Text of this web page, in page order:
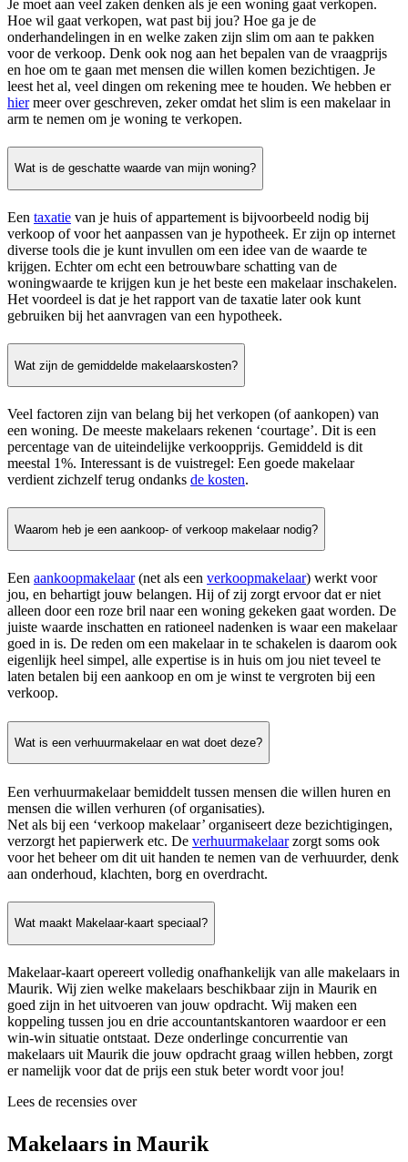
Je moet aan veel zaken denken als je een woning gaat verkopen.
Hoe wil gaat verkopen, wat past bij jou? Hoe ga je de
onderhandelingen in en welke zaken zijn slim om aan te pakken
voor de verkoop. Denk ook nog aan het bepalen van de vraagprijs
en hoe om te gaan met mensen die willen komen bezichtigen. Je
leest het al, veel dingen om rekening mee te houden. We hebben er
hiermeer over geschreven, zeker omdat het slim is een makelaar in
arm te nemen om je woning te verkopen.
Wat is de geschatte waarde van mijn woning?
Een taxatie van je huis of appartement is bijvoorbeeld nodig bij
verkoop of voor het aanpassen van je hypotheek. Er zijn op internet
diverse tools die je kunt invullen om een idee van de waarde te
krijgen. Echter om echt een betrouwbare schatting van de
woningwaarde te krijgen kun je het beste een makelaar inschakelen.
Het voordeel is dat je het rapport van de taxatie later ook kunt
gebruiken bij het aanvragen van een hypotheek.
Wat zijn de gemiddelde makelaarskosten?
Veel factoren zijn van belang bij het verkopen (of aankopen) van
een woning. De meeste makelaars rekenen ‘courtage’. Dit is een
percentage van de uiteindelijke verkoopprijs. Gemiddeld is dit
meestal 1%. Interessant is de vuistregel: Een goede makelaar
verdient zichzelf terug ondanks de kosten.
Waarom heb je een aankoop- of verkoop makelaar nodig?
Een aankoopmakelaar(net als een verkoopmakelaar) werkt voor
jou, en behartigt jouw belangen. Hij of zij zorgt ervoor dat er niet
alleen door een roze bril naar een woning gekeken gaat worden. De
juiste waarde inschatten en rationeel nadenken is waar een makelaar
goed in is. De reden om een makelaar in te schakelen is daarom ook
eigenlijk heel simpel, alle expertise is in huis om jou niet teveel te
laten betalen bij een aankoop en om je winst te vergroten bij een
verkoop.
Wat is een verhuurmakelaar en wat doet deze?
Een verhuurmakelaar bemiddelt tussen mensen die willen huren en
mensen die willen verhuren (of organisaties).
Net als bij een ‘verkoop makelaar’ organiseert deze bezichtigingen,
verzorgt het papierwerk etc. De verhuurmakelaarzorgt soms ook
voor het beheer om dit uit handen te nemen van de verhuurder, denk
aan onderhoud, klachten, borg en overdracht.
Wat maakt Makelaar-kaart speciaal?
Makelaar-kaart opereert volledig onafhankelijk van alle makelaars in
Maurik. Wij zien welke makelaars beschikbaar zijn in Maurik en
goed zijn in het uitvoeren van jouw opdracht. Wij maken een
koppeling tussen jou en drie accountantskantoren waardoor er een
win-win situatie ontstaat. Deze onderlinge concurrentie van
makelaars uit Maurik die jouw opdracht graag willen hebben, zorgt
er namelijk voor dat de prijs een stuk beter wordt voor jou!
Lees de recensies over
Makelaars in Maurik